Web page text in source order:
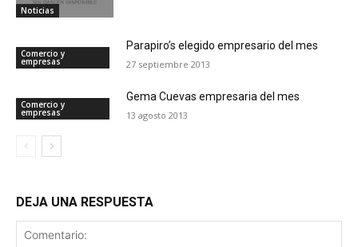
Noticias
Comercio y
empresas
Parapiro’s elegido empresario del mes
27 septiembre 2013
Comercio y
empresas
Gema Cuevas empresaria del mes
13 agosto 2013
DEJA UNA RESPUESTA